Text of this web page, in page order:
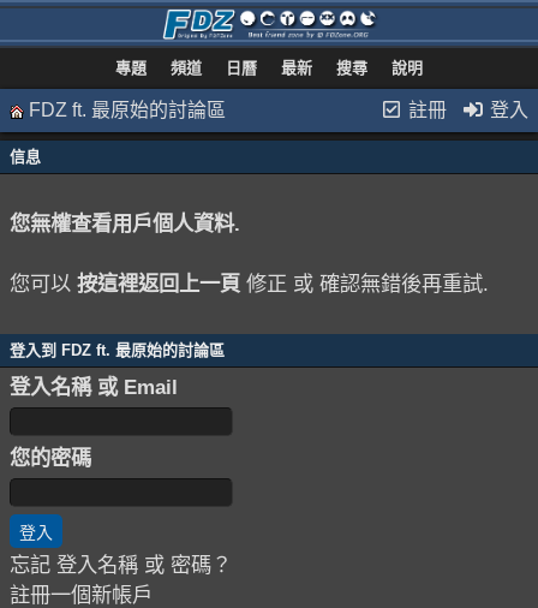
專題 頻道 日曆 最新 搜尋 說明
註冊 登入
FDZ ft. 最原始的討論區
信息
您無權查看用戶個人資料.
您可以 按這裡返回上一頁 修正 或 確認無錯後再重試.
登入到 FDZ ft. 最原始的討論區
登入名稱 或 Email
您的密碼
忘記 登入名稱 或 密碼？
註冊一個新帳戶